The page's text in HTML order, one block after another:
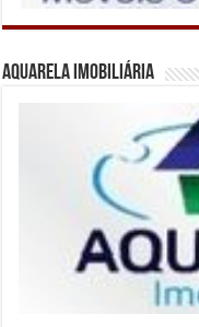
Aquarela Imobiliária